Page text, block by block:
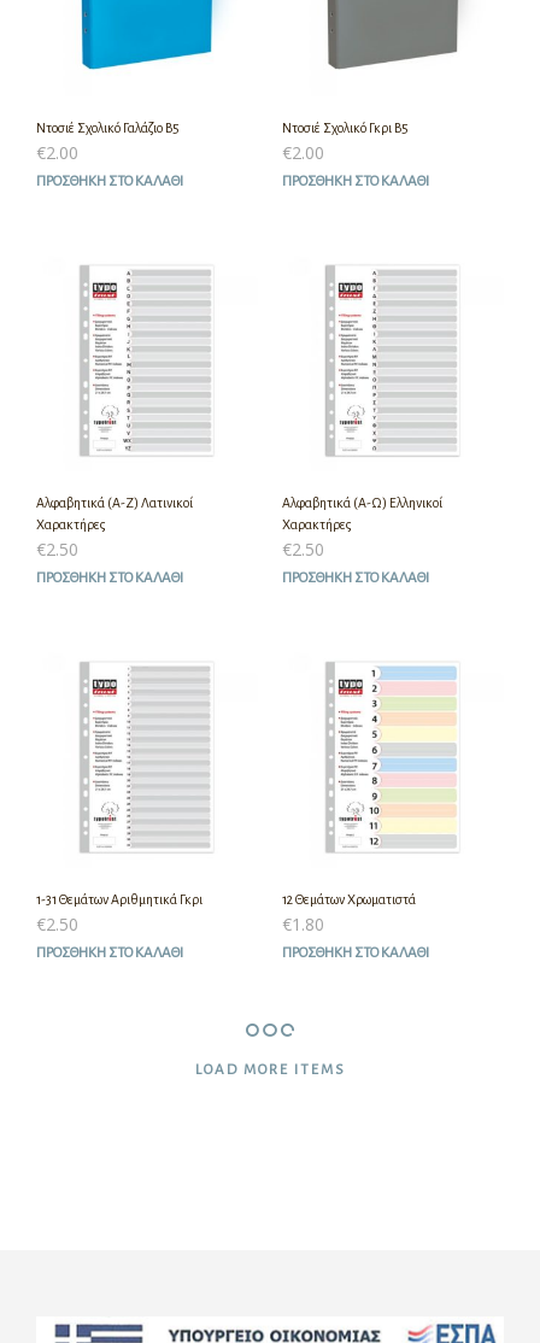
Ντοσιέ Σχολικό Γαλάζιο Β5
€2.00
ΠΡΟΣΘΉΚΗ ΣΤΟ ΚΑΛΆΘΙ
Ντοσιέ Σχολικό Γκρι Β5
€2.00
ΠΡΟΣΘΉΚΗ ΣΤΟ ΚΑΛΆΘΙ
Αλφαβητικά (Α-Ζ) Λατινικοί
Χαρακτήρες
€2.50
ΠΡΟΣΘΉΚΗ ΣΤΟ ΚΑΛΆΘΙ
Αλφαβητικά (Α-Ω) Ελληνικοί
Χαρακτήρες
€2.50
ΠΡΟΣΘΉΚΗ ΣΤΟ ΚΑΛΆΘΙ
1-31 Θεμάτων Αριθμητικά Γκρι
€2.50
ΠΡΟΣΘΉΚΗ ΣΤΟ ΚΑΛΆΘΙ
12 Θεμάτων Χρωματιστά
€1.80
ΠΡΟΣΘΉΚΗ ΣΤΟ ΚΑΛΆΘΙ
LOAD MORE ITEMS